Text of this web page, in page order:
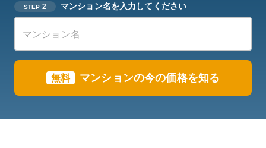
STEP 2 マンション名を入力してください
無料 マンションの今の価格を知る